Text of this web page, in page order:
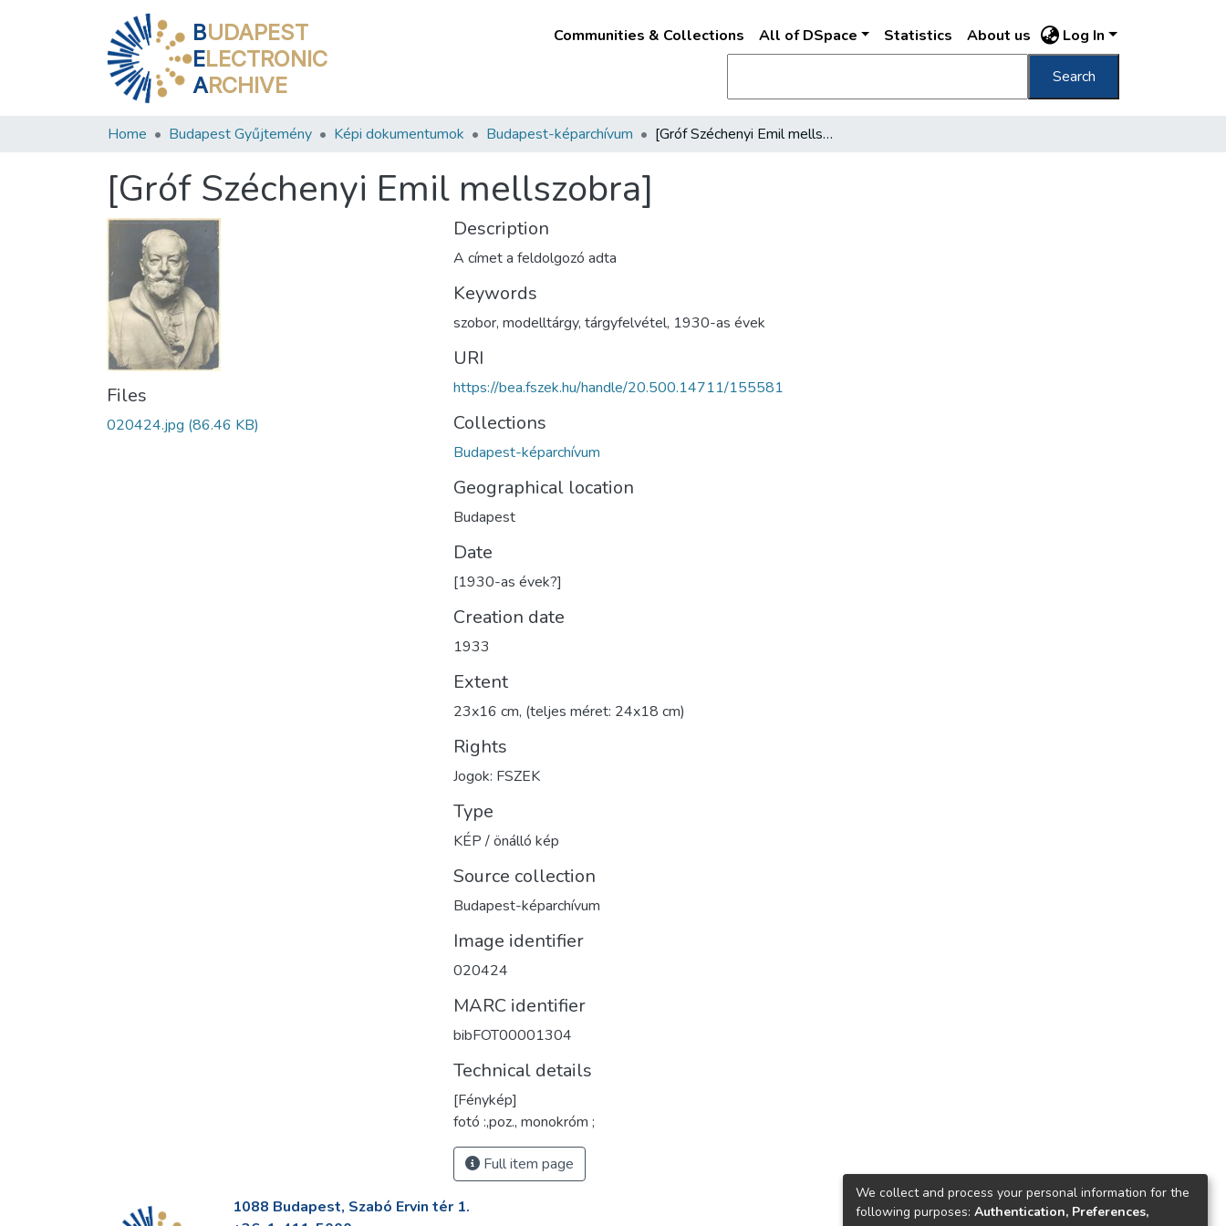
BUDAPEST
ELECTRONIC
ARCHIVE
Communities & Collections All of DSpace Statistics About us Log In
Search
Home Budapest Gyűjtemény Képi dokumentumok Budapest-képarchívum [Gróf Széchenyi Emil mellszobra]
[Gróf Széchenyi Emil mellszobra]
Files
020424.jpg (86.46 KB)
Description
A címet a feldolgozó adta
Keywords
szobor, modelltárgy, tárgyfelvétel, 1930-as évek
URI
https://bea.fszek.hu/handle/20.500.14711/155581
Collections
Budapest-képarchívum
Geographical location
Budapest
Date
[1930-as évek?]
Creation date
1933
Extent
23x16 cm, (teljes méret: 24x18 cm)
Rights
Jogok: FSZEK
Type
KÉP / önálló kép
Source collection
Budapest-képarchívum
Image identifier
020424
MARC identifier
bibFOT00001304
Technical details
[Fénykép]
fotó :,poz., monokróm ;
Full item page
1088 Budapest, Szabó Ervin tér 1.
We collect and process your personal information for the
following purposes: Authentication, Preferences,